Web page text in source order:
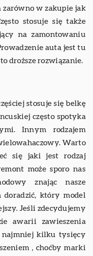
zarówno w zakupie jak
stosuje się także
na zamontowaniu
auta jest tu
droższe rozwiązanie.
stosuje się belkę
często spotyka
Innym rodzajem
Warto
się jaki jest rodzaj
może sporo nas
znając nasze
doradzić, który model
Jeśli zdecydujemy
awarii zawieszenia
najmniej kilku tysięcy
, choćby marki